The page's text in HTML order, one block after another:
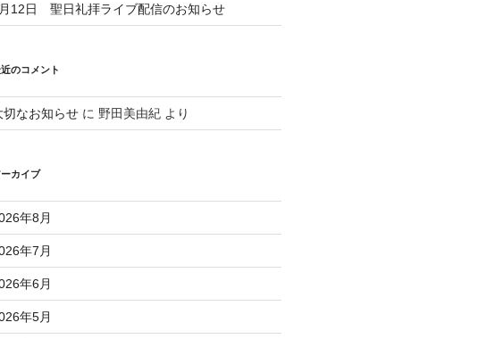
12日 聖日礼拝ライブ配信のお知らせ
のコメント
切なお知らせに 野田美由紀より
ーカイブ
年8月
年7月
年6月
年5月